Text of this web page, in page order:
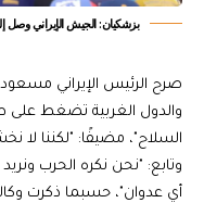
بزشكيان: الجيش الإيراني وصل
صرح الرئيس الإيراني مسعود
والدول الغربية تضغط على
السلاح"، مضيفًا: "لكننا لا
وتابع: "نحن نكره الحرب
أي عدوان"، حسبما ذكرت وكالة